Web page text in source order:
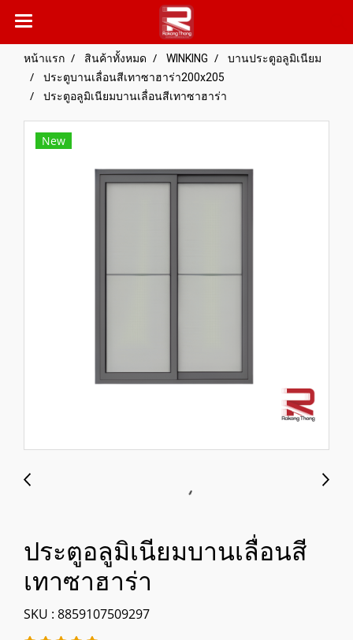
หน้าแรก สินค้าทั้งหมด WINKING
บานประตูอลูมิเนียม
ประตูบานเลื่อนสีเทาซาฮาร่า200x205
ประตูอลูมิเนียมบานเลื่อนสีเทาซาฮาร่า
New
ประตูอลูมิเนียมบานเลื่อนสี
เทาซาฮาร่า
SKU : 8859107509297